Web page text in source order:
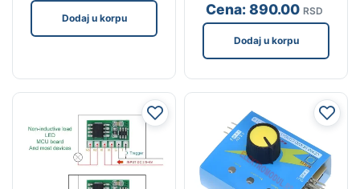
Dodaj u korpu
Cena:890.00 RSD
Dodaj u korpu